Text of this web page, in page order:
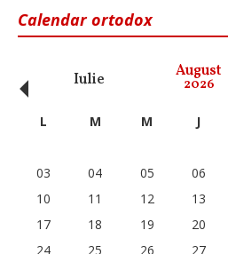
Calendar ortodox
Iulie August
2026
‹ L M M J
03
04 05 06
10
11 12 13
17
18 19 20
24
25 26 27